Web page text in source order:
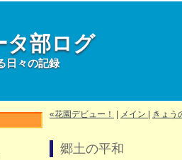
タ部ログ
日々の記録
«花園デビュー！ メイン きょ
郷土の平和